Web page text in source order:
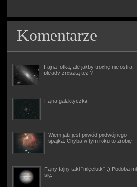
Komentarze
Fajna fotka, ale jakby trochę nie ostra,
plejady zresztą też ?
Fajna galaktyczka
Wiem jaki jest powód podwójnego
spajka. Chyba w tym roku to zrobię
Fajny fajny taki "mięciutki" :) Podoba mi
się.